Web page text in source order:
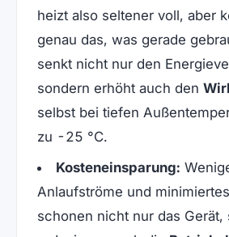
heizt also seltener voll, aber
genau das, was gerade
senkt nicht nur den
sondern erhöht auch den
selbst bei tiefen
zu -25 °C.
Kosteneinsparung:
Anlaufströme und
schonen nicht nur das Gerät,